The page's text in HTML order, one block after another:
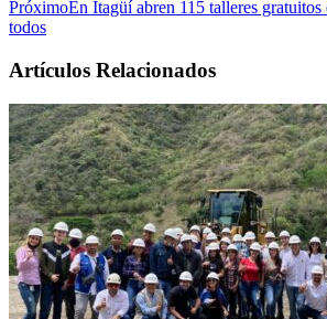
PróximoEn Itagüí abren 115 talleres gratuitos
todos
Artículos Relacionados